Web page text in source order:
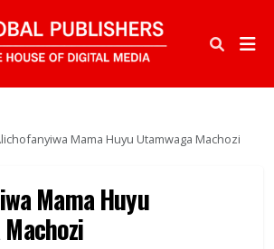
Mama Huyu Utamwaga Machozi
Mama Huyu